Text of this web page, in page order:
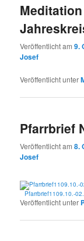
Veröffentlicht am9.
Josef
Veröffentlicht unter
Pfarrbrief
Veröffentlicht am8.
Josef
Pfarrbrief1109.10.-
Veröffentlicht unter